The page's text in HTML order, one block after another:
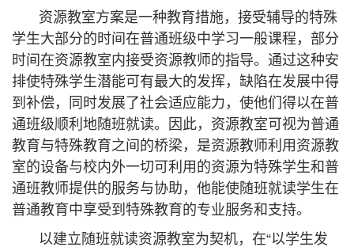
资源教室方案是一种教育措施，接受辅导的特殊
学生大部分的时间在普通班级中学习一般课程，部分
时间在资源教室内接受资源教师的指导。通过这种安
排使特殊学生潜能可有最大的发挥，缺陷在发展中得
到补偿，同时发展了社会适应能力，使他们得以在普
通班级顺利地随班就读。因此，资源教室可视为普通
教育与特殊教育之间的桥梁，是资源教师利用资源教
室的设备与校内外一切可利用的资源为特殊学生和普
通班教师提供的服务与协助，他能使随班就读学生在
普通教育中享受到特殊教育的专业服务和支持。
以建立随班就读资源教室为契机，在“以学生发